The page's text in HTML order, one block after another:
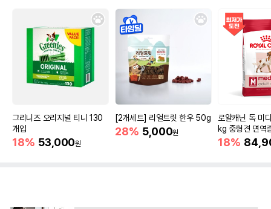
그리니즈 오리지널 티니 130
개입
18% 53,000원
[2개세트] 리얼트릿 한우 50g
28% 5,000원
로얄캐닌 독 미
kg 중형견 면역
18%